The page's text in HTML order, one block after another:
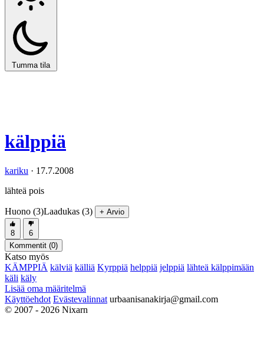
Tumma tila
kälppiä
kariku · 17.7.2008
lähteä pois
Huono (3)Laadukas (3) + Arvio
8
6
Kommentit (0)
Katso myös
KÄMPPIÄ kälviä källiä Kyrppiä helppiä jelppiä lähteä kälppimään
käli käly
Lisää oma määritelmä
Käyttöehdot Evästevalinnat urbaanisanakirja@gmail.com
© 2007 - 2026 Nixarn